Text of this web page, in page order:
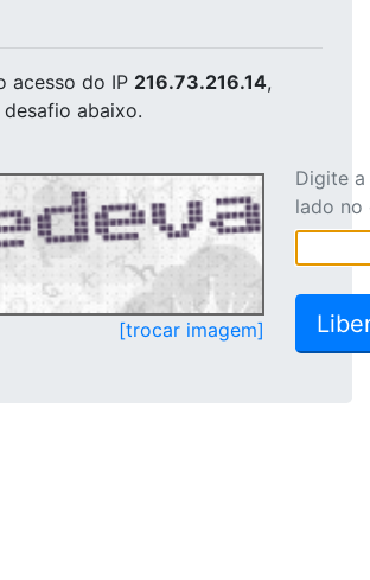
acesso do IP 216.73.216.14,
abaixo.
[trocar imagem]
Digite
lado no